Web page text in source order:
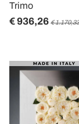
Trimo
€ 936,26 € 1.170,33